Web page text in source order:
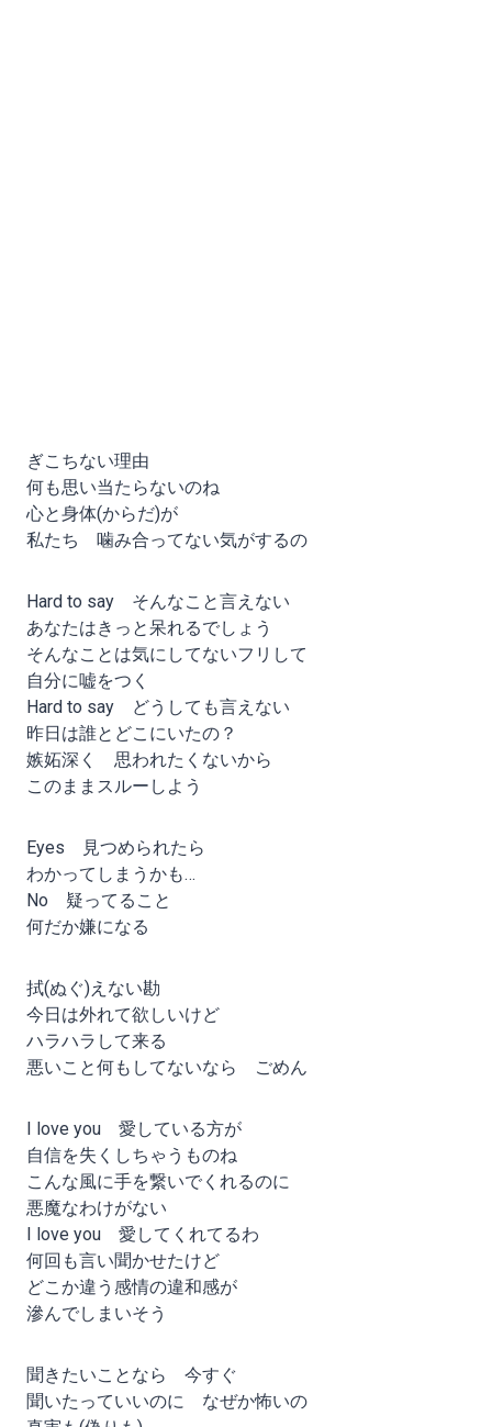
ぎこちない理由
何も思い当たらないのね
心と身体(からだ)が
私たち 噛み合ってない気がするの
Hard to say そんなこと言えない
あなたはきっと呆れるでしょう
そんなことは気にしてないフリして
自分に嘘をつく
Hard to say どうしても言えない
昨日は誰とどこにいたの？
嫉妬深く 思われたくないから
このままスルーしよう
Eyes 見つめられたら
わかってしまうかも…
No 疑ってること
何だか嫌になる
拭(ぬぐ)えない勘
今日は外れて欲しいけど
ハラハラして来る
悪いこと何もしてないなら ごめん
I love you 愛している方が
自信を失くしちゃうものね
こんな風に手を繋いでくれるのに
悪魔なわけがない
I love you 愛してくれてるわ
何回も言い聞かせたけど
どこか違う感情の違和感が
滲んでしまいそう
聞きたいことなら 今すぐ
聞いたっていいのに なぜか怖いの